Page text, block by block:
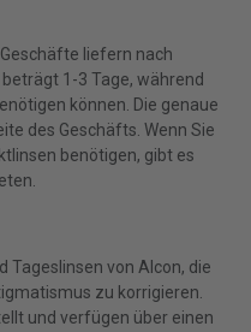
liefern nach
1-3 Tage, während
können. Die genaue
des Geschäfts. Wenn Sie
benötigen, gibt es
Tageslinsen von Alcon, die
zu korrigieren.
und verfügen über einen